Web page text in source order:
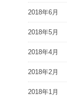
2018年6月
2018年5月
2018年4月
2018年2月
2018年1月